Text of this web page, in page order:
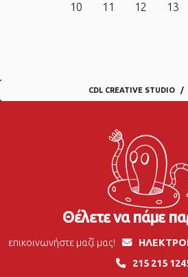
10 11 12 13
CDL CREATIVE STUDIO
Θέλετε να πάμε
επικοινωνήστε μαζί μας!
215 215